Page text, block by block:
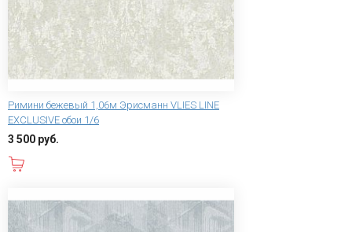
Римини бежевый 1,06м Эрисманн VLIES LINE
EXCLUSIVE обои 1/6
3 500 руб.